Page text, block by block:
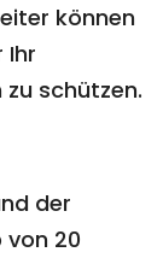
können
Ihr
schützen.
der
von 20